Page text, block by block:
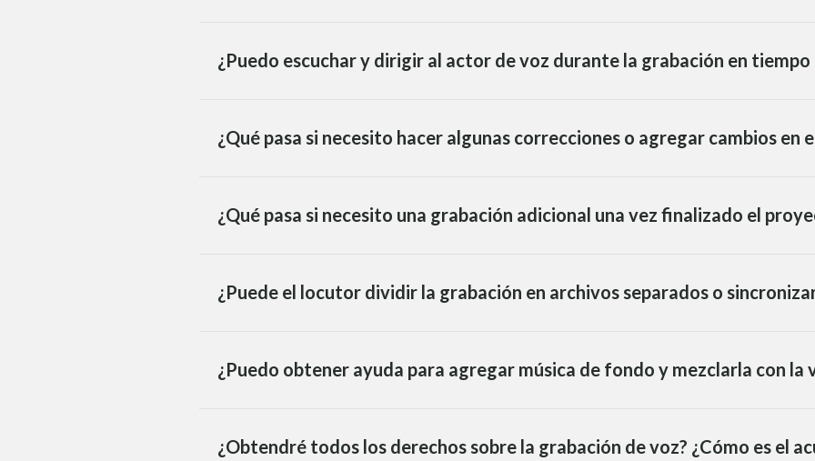
¿Puedo escuchar y dirigir al actor de voz durante la grabación en tiempo
¿Qué pasa si necesito hacer algunas correcciones o agregar cambios en
¿Qué pasa si necesito una grabación adicional una vez finalizado el
¿Puede el locutor dividir la grabación en archivos separados o
¿Puedo obtener ayuda para agregar música de fondo y mezclarla con la
¿Obtendré todos los derechos sobre la grabación de voz? ¿Cómo es el